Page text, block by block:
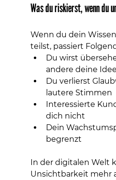
Was du riskierst, wenn du
Wenn du dein
teilst, passiert
Du wirst
andere deine
Du verlierst
lautere Stimmen
Interessierte
dich nicht
Dein
begrenzt
In der digitalen Welt
Unsichtbarkeit mehr